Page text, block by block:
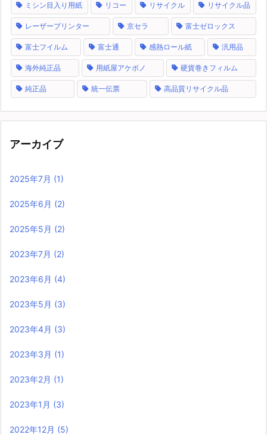
ミシン目入り用紙 リコー リサイクル リサイクル品
レーザープリンター 京セラ 富士ゼロックス
富士フイルム 富士通 感熱ロール紙 汎用品
海外純正品 用紙屋アケボノ 硬貨巻きフィルム
純正品 統一伝票 高品質リサイクル品
アーカイブ
2025年7月 (1)
2025年6月 (2)
2025年5月 (2)
2023年7月 (2)
2023年6月 (4)
2023年5月 (3)
2023年4月 (3)
2023年3月 (1)
2023年2月 (1)
2023年1月 (3)
2022年12月 (5)